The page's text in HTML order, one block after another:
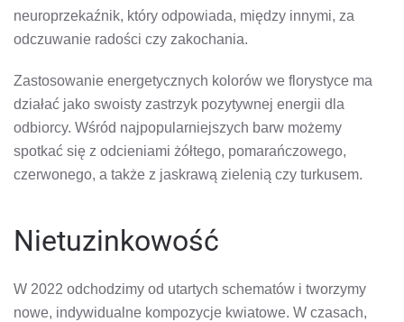
neuroprzekaźnik, który odpowiada, między innymi, za
odczuwanie radości czy zakochania.
Zastosowanie energetycznych kolorów we florystyce ma
działać jako swoisty zastrzyk pozytywnej energii dla
odbiorcy. Wśród najpopularniejszych barw możemy
spotkać się z odcieniami żółtego, pomarańczowego,
czerwonego, a także z jaskrawą zielenią czy turkusem.
Nietuzinkowość
W 2022 odchodzimy od utartych schematów i tworzymy
nowe, indywidualne kompozycje kwiatowe. W czasach,